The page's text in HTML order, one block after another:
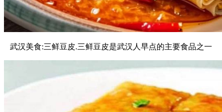
武汉美食:三鲜豆皮.三鲜豆皮是武汉人早点的主要食品之一